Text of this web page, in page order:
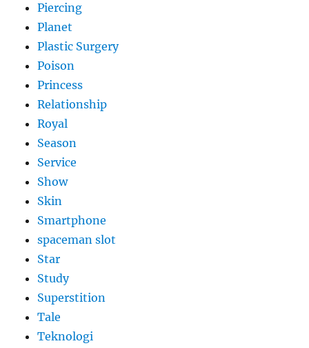
Piercing
Planet
Plastic Surgery
Poison
Princess
Relationship
Royal
Season
Service
Show
Skin
Smartphone
spaceman slot
Star
Study
Superstition
Tale
Teknologi